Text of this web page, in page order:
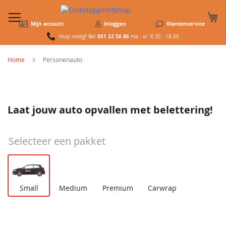
Mijn account Inloggen Klantenservice
Hulp nodig? Bel 051 22 56 86 ma - vr: 8.30 - 18.00
Home Personenauto
Laat jouw auto opvallen met belettering!
Selecteer een pakket
Small Medium Premium Carwrap